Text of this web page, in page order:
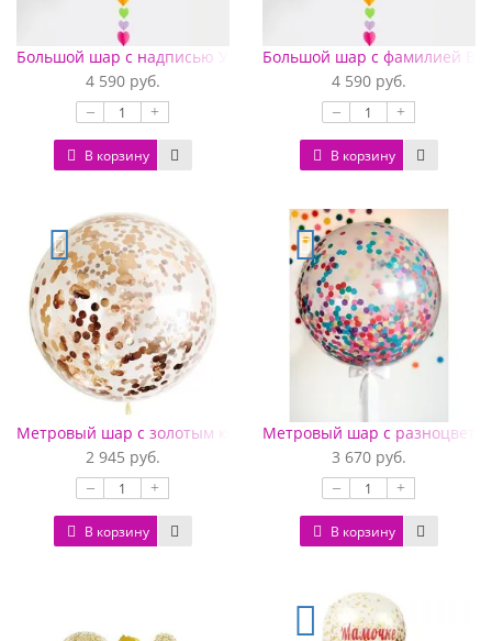
Большой шар с надписью Ушла замуж, с конфетти, для
4 590 руб.
– +
В корзину
Большой шар с фамилией Bye
4 590 руб.
– +
В корзину
Метровый шар с золотым конфетти (91 см)
2 945 руб.
– +
В корзину
Метровый шар с
3 670 руб.
– +
В корзину